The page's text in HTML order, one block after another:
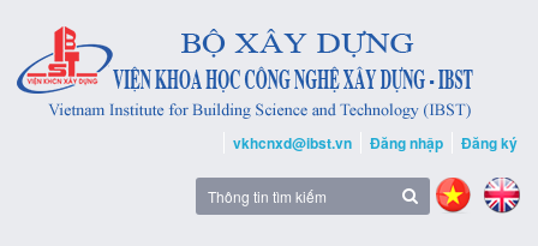
vkhcnxd@ibst.vn Đăng nhập Đăng ký